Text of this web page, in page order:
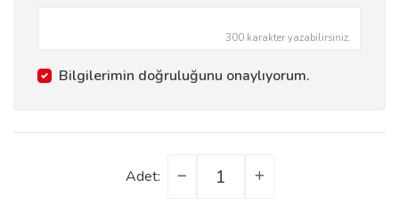
300 karakter yazabilirsiniz.
Bilgilerimin doğruluğunu onaylıyorum.
Adet: